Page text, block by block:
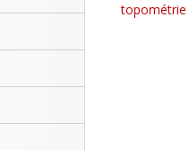
topométrie